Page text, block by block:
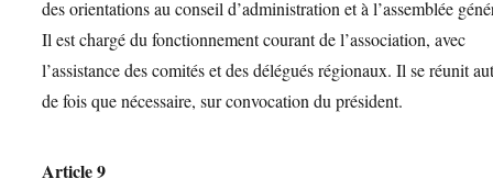
des orientations au conseil d’administration et à l’assemblée
Il est chargé du fonctionnement courant de l’association, avec
l’assistance des comités et des délégués régionaux. Il se réunit
de fois que nécessaire, sur convocation du président.
Article 9